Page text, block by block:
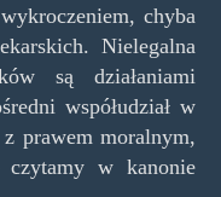
chyba
Nielegalna
są działaniami
współudział w
z prawem moralnym,
czytamy w kanonie